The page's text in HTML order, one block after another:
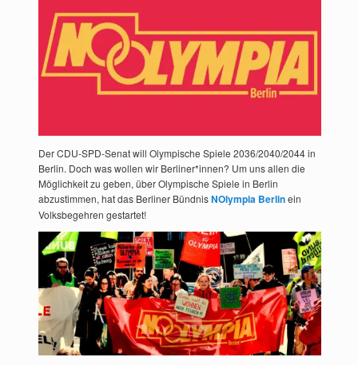
Der CDU-SPD-Senat will Olympische Spiele 2036/2040/2044 in
Berlin. Doch was wollen wir Berliner*innen? Um uns allen die
Möglichkeit zu geben, über Olympische Spiele in Berlin
abzustimmen, hat das Berliner BündnisNOlympia Berlinein
Volksbegehren gestartet!